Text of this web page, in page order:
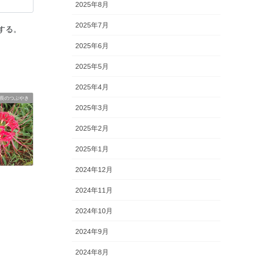
。
のつぶやき
2025年8月
2025年7月
2025年6月
2025年5月
2025年4月
2025年3月
2025年2月
2025年1月
2024年12月
2024年11月
2024年10月
2024年9月
2024年8月